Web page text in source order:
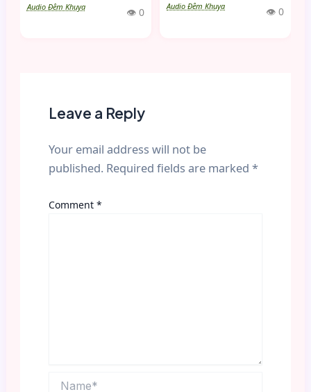
Audio Đêm Khuya 👁 0 Audio Đêm Khuya 👁 0
Leave a Reply
Your email address will not be
published. Required fields are marked *
Comment *